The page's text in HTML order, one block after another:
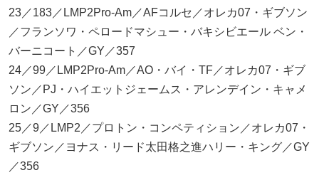
23／183／LMP2Pro-Am／AFコルセ／オレカ07・ギブソン
／フランソワ・ペロードマシュー・バキシビエール ベン・
バーニコート／GY／357
24／99／LMP2Pro-Am／AO・バイ・TF／オレカ07・ギブ
ソン／PJ・ハイエットジェームス・アレンデイン・キャメ
ロン／GY／356
25／9／LMP2／プロトン・コンペティション／オレカ07・
ギブソン／ヨナス・リード太田格之進ハリー・キング／GY
／356